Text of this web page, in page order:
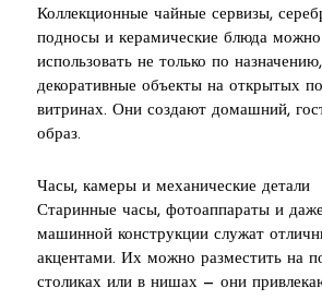
Коллекционные чайные сервизы,
подносы и керамические блюда можно
использовать не только по
декоративные объекты на открытых
витринах. Они создают домашний,
образ.
Часы, камеры и механические детали
Старинные часы, фотоаппараты и
машинной конструкции служат
акцентами. Их можно разместить на
столиках или в нишах — они